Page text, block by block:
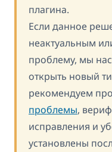
плагина.
Если данное
неактуальным
проблему, мы
открыть новый
рекомендуем
проблемы,
исправления и
установлены